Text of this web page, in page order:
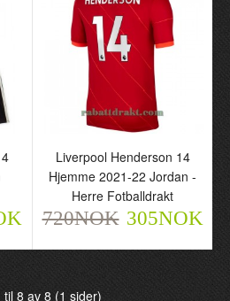
Liverpool Henderson 14
Fotballdrakt
720NOK 305NOK
Liverpool Henderson 14
Hjemme 2021-22 Jordan -
Herre Fotballdrakt
720NOK 305NOK
til 8 av 8 (1 sider)